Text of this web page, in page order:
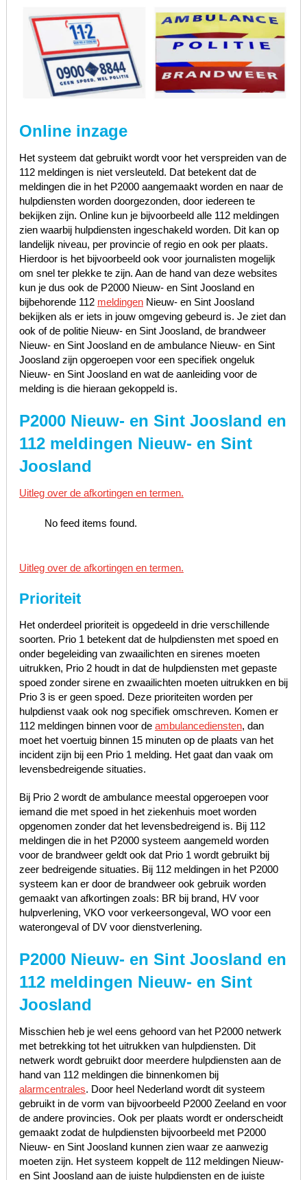
Online inzage
Het systeem dat gebruikt wordt voor het verspreiden van de
112 meldingen is niet versleuteld. Dat betekent dat de
meldingen die in het P2000 aangemaakt worden en naar de
hulpdiensten worden doorgezonden, door iedereen te
bekijken zijn. Online kun je bijvoorbeeld alle 112 meldingen
zien waarbij hulpdiensten ingeschakeld worden. Dit kan op
landelijk niveau, per provincie of regio en ook per plaats.
Hierdoor is het bijvoorbeeld ook voor journalisten mogelijk
om snel ter plekke te zijn. Aan de hand van deze websites
kun je dus ook de P2000 Nieuw- en Sint Joosland en
bijbehorende 112 meldingenNieuw- en Sint Joosland
bekijken als er iets in jouw omgeving gebeurd is. Je ziet dan
ook of de politie Nieuw- en Sint Joosland, de brandweer
Nieuw- en Sint Joosland en de ambulance Nieuw- en Sint
Joosland zijn opgeroepen voor een specifiek ongeluk
Nieuw- en Sint Joosland en wat de aanleiding voor de
melding is die hieraan gekoppeld is.
P2000 Nieuw- en Sint Joosland en
112 meldingen Nieuw- en Sint
Joosland
Uitleg over de afkortingen en termen.
No feed items found.
Uitleg over de afkortingen en termen.
Prioriteit
Het onderdeel prioriteit is opgedeeld in drie verschillende
soorten. Prio 1 betekent dat de hulpdiensten met spoed en
onder begeleiding van zwaailichten en sirenes moeten
uitrukken, Prio 2 houdt in dat de hulpdiensten met gepaste
spoed zonder sirene en zwaailichten moeten uitrukken en bij
Prio 3 is er geen spoed. Deze prioriteiten worden per
hulpdienst vaak ook nog specifiek omschreven. Komen er
112 meldingen binnen voor de ambulancediensten, dan
moet het voertuig binnen 15 minuten op de plaats van het
incident zijn bij een Prio 1 melding. Het gaat dan vaak om
levensbedreigende situaties.
Bij Prio 2 wordt de ambulance meestal opgeroepen voor
iemand die met spoed in het ziekenhuis moet worden
opgenomen zonder dat het levensbedreigend is. Bij 112
meldingen die in het P2000 systeem aangemeld worden
voor de brandweer geldt ook dat Prio 1 wordt gebruikt bij
zeer bedreigende situaties. Bij 112 meldingen in het P2000
systeem kan er door de brandweer ook gebruik worden
gemaakt van afkortingen zoals: BR bij brand, HV voor
hulpverlening, VKO voor verkeersongeval, WO voor een
waterongeval of DV voor dienstverlening.
P2000 Nieuw- en Sint Joosland en
112 meldingen Nieuw- en Sint
Joosland
Misschien heb je wel eens gehoord van het P2000 netwerk
met betrekking tot het uitrukken van hulpdiensten. Dit
netwerk wordt gebruikt door meerdere hulpdiensten aan de
hand van 112 meldingen die binnenkomen bij
alarmcentrales. Door heel Nederland wordt dit systeem
gebruikt in de vorm van bijvoorbeeld P2000 Zeeland en voor
de andere provincies. Ook per plaats wordt er onderscheidt
gemaakt zodat de hulpdiensten bijvoorbeeld met P2000
Nieuw- en Sint Joosland kunnen zien waar ze aanwezig
moeten zijn. Het systeem koppelt de 112 meldingen Nieuw-
en Sint Joosland aan de juiste hulpdiensten en de juiste